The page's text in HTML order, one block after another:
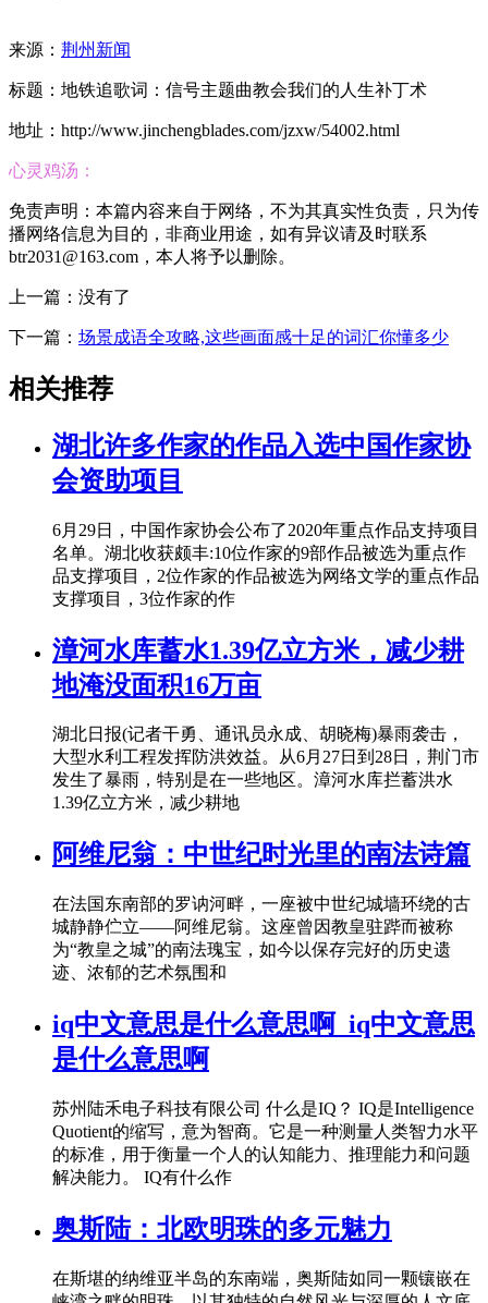
来源： 荆州新闻
标题：地铁追歌词：信号主题曲教会我们的人生补丁术
地址：http://www.jinchengblades.com/jzxw/54002.html
心灵鸡汤：
免责声明：本篇内容来自于网络，不为其真实性负责，只为传
播网络信息为目的，非商业用途，如有异议请及时联系
btr2031@163.com，本人将予以删除。
上一篇：没有了
下一篇： 场景成语全攻略,这些画面感十足的词汇你懂多少
相关推荐
湖北许多作家的作品入选中国作家协
会资助项目
6月29日，中国作家协会公布了2020年重点作品支持项目
名单。湖北收获颇丰:10位作家的9部作品被选为重点作
品支撑项目，2位作家的作品被选为网络文学的重点作品
支撑项目，3位作家的作
漳河水库蓄水1.39亿立方米，减少耕
地淹没面积16万亩
湖北日报(记者干勇、通讯员永成、胡晓梅)暴雨袭击，
大型水利工程发挥防洪效益。从6月27日到28日，荆门市
发生了暴雨，特别是在一些地区。漳河水库拦蓄洪水
1.39亿立方米，减少耕地
阿维尼翁：中世纪时光里的南法诗篇
在法国东南部的罗讷河畔，一座被中世纪城墙环绕的古
城静静伫立——阿维尼翁。这座曾因教皇驻跸而被称
为“教皇之城”的南法瑰宝，如今以保存完好的历史遗
迹、浓郁的艺术氛围和
iq中文意思是什么意思啊_iq中文意思
是什么意思啊
苏州陆禾电子科技有限公司 什么是IQ？ IQ是Intelligence
Quotient的缩写，意为智商。它是一种测量人类智力水平
的标准，用于衡量一个人的认知能力、推理能力和问题
解决能力。 IQ有什么作
奥斯陆：北欧明珠的多元魅力
在斯堪的纳维亚半岛的东南端，奥斯陆如同一颗镶嵌在